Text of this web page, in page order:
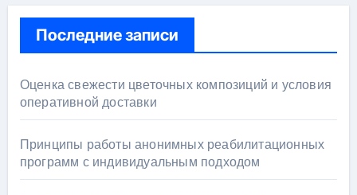
Последние записи
Оценка свежести цветочных композиций и условия
оперативной доставки
Принципы работы анонимных реабилитационных
программ с индивидуальным подходом